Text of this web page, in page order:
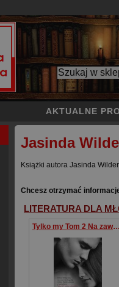
AKTUALNE
Jasinda
Książki autora Jasinda
Chcesz otrzymać
LITERATURA DLA
Tylko my Tom 2 Na zawsze